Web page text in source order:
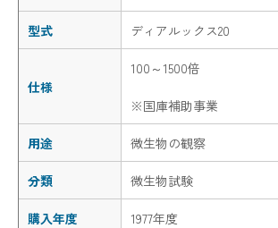
型式 ディアルックス20
仕様
100～1500倍
※国庫補助事業
用途 微生物の観察
分類 微生物試験
購入年度 1977年度